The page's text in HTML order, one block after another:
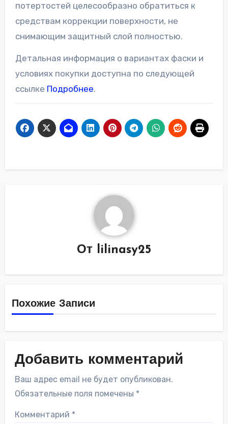
потертостей целесообразно обратиться к
средствам коррекции поверхности, не
снимающим защитный слой полностью.
Детальная информация о вариантах фаски и
условиях покупки доступна по следующей
ссылке Подробнее.
От lilinasy25
Похожие Записи
Добавить комментарий
Ваш адрес email не будет опубликован.
Обязательные поля помечены *
Комментарий *